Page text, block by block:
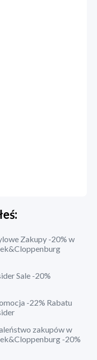
Zakupy -20% w
Sale -20%
-22% Rabatu
zakupów w
-20%